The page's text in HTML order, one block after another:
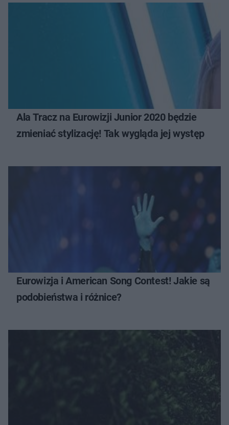
Ala Tracz na Eurowizji Junior 2020 będzie
zmieniać stylizację! Tak wygląda jej występ
Eurowizja i American Song Contest! Jakie są
podobieństwa i różnice?